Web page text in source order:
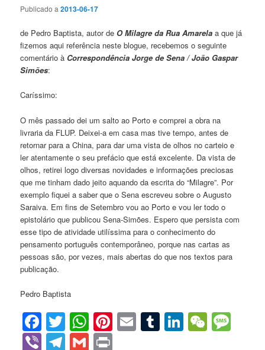
Publicado a2013-06-17
de Pedro Baptista, autor de O Milagre da Rua Amarela a que já
fizemos aqui referência neste blogue, recebemos o seguinte
comentário à Correspondência Jorge de Sena / João Gaspar
Simões:
Caríssimo:
O mês passado dei um salto ao Porto e comprei a obra na
livraria da FLUP. Deixei-a em casa mas tive tempo, antes de
retornar para a China, para dar uma vista de olhos no carteio e
ler atentamente o seu prefácio que está excelente. Da vista de
olhos, retirei logo diversas novidades e informações preciosas
que me tinham dado jeito aquando da escrita do “Milagre”. Por
exemplo fiquei a saber que o Sena escreveu sobre o Augusto
Saraiva. Em fins de Setembro vou ao Porto e vou ler todo o
epistolário que publicou Sena-Simões. Espero que persista com
esse tipo de atividade utilíssima para o conhecimento do
pensamento português contemporâneo, porque nas cartas as
pessoas são, por vezes, mais abertas do que nos textos para
publicação.
Pedro Baptista
Facebook
Twitter
WhatsApp
Pinterest
EmailTumblr
LinkedIn
ViberTelegram
Gmail